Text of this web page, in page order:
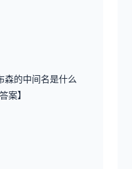
森的中间名是什么
案】